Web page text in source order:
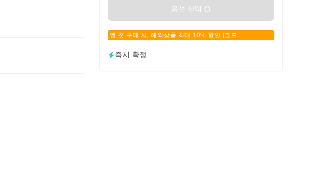
옵션 선택
앱 첫 구매 시, 해외상품 최대 10% 할인 [코드 :
즉시 확정